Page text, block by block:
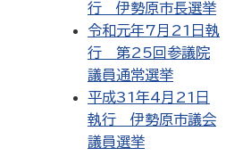
行 伊勢原市長選挙
令和元年7月21日執
行 第25回参議院
議員通常選挙
平成31年4月21日
執行 伊勢原市議会
議員選挙